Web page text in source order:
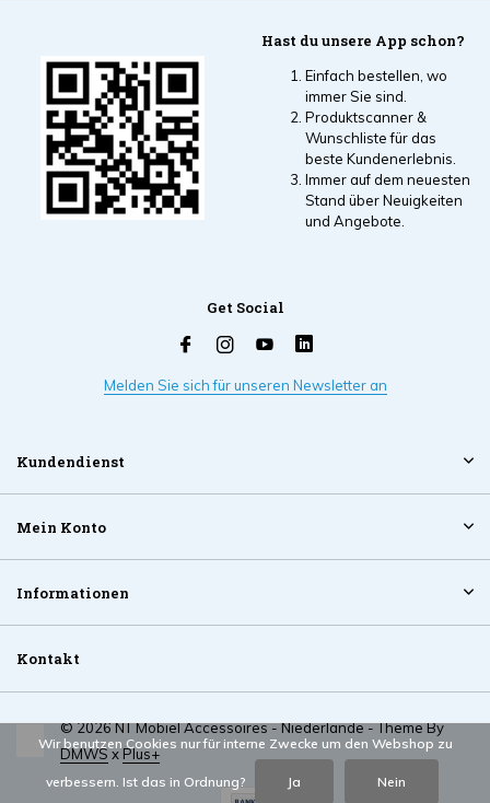
Hast du unsere App schon?
Einfach bestellen, wo
immer Sie sind.
Produktscanner &
Wunschliste für das
beste Kundenerlebnis.
Immer auf dem neuesten
Stand über Neuigkeiten
und Angebote.
Get Social
Melden Sie sich für unseren Newsletter an
Kundendienst
Mein Konto
Informationen
Kontakt
© 2026 NT Mobiel Accessoires - Niederlande - Theme By
DMWSxPlus+
Wir benutzen Cookies nur für interne Zwecke um den Webshop zu
verbessern. Ist das in Ordnung? Ja Nein